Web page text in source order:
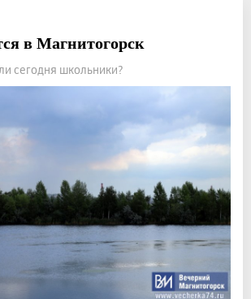
в Магнитогорск
сегодня школьники?